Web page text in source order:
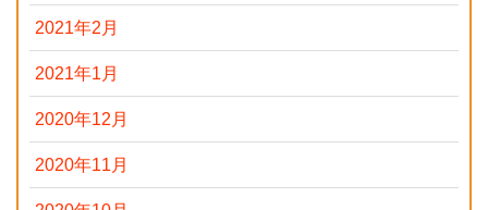
2021年2月
2021年1月
2020年12月
2020年11月